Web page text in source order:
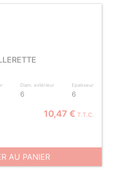
Diam. extérieur
6
Epaisseur
6
10,47 € T.T.C.
AU PANIER